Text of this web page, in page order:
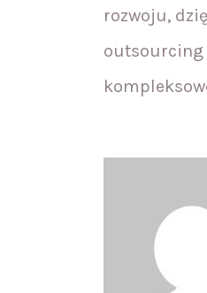
rozwoju,
outsourcing